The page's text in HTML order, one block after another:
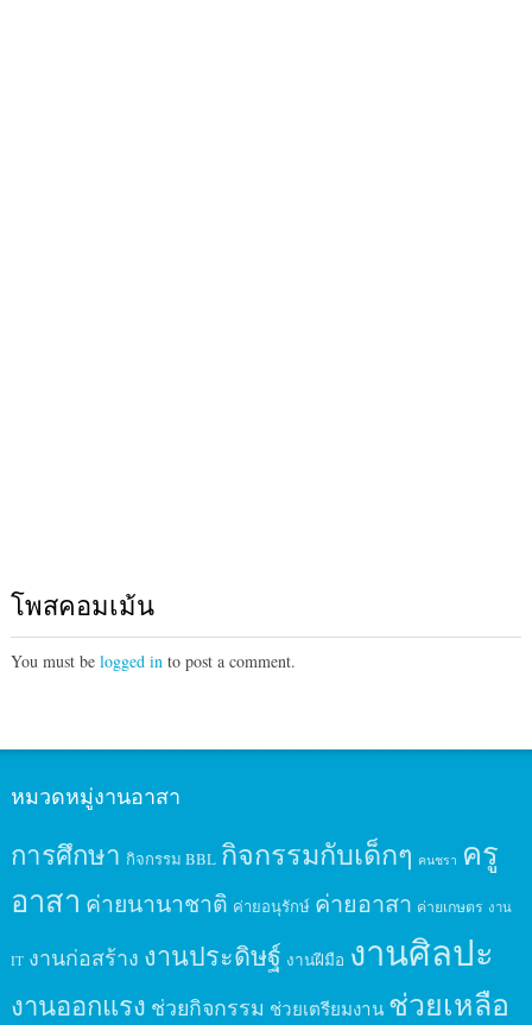
โพสคอมเม้น
You must be logged into post a comment.
หมวดหมู่งานอาสา
การศึกษา กิจกรรม BBL กิจกรรมกับเด็กๆ คนชรา ครู
อาสา ค่ายนานาชาติ ค่ายอนุรักษ์ ค่ายอาสา ค่ายเกษตร งาน
IT งานก่อสร้าง งานประดิษฐ์ งานฝีมือ งานศิลปะ
งานออกแรง ช่วยกิจกรรม ช่วยเตรียมงาน ช่วยเหลือ